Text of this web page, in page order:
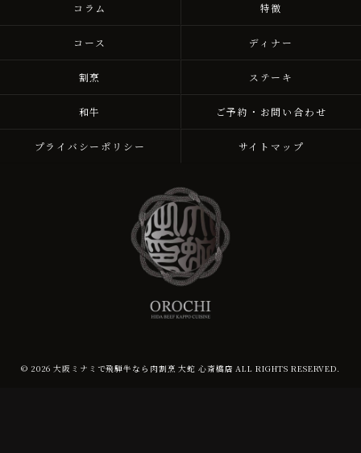
コラム 特徴
コース ディナー
割烹 ステーキ
和牛 ご予約・お問い合わせ
プライバシーポリシー サイトマップ
© 2026 大阪ミナミで飛騨牛なら肉割烹 大蛇 心斎橋店 ALL RIGHTS RESERVED.